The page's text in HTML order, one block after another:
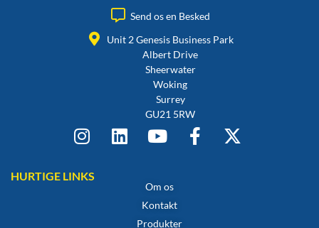
Send os en Besked
Unit 2 Genesis Business Park
Albert Drive
Sheerwater
Woking
Surrey
GU21 5RW
HURTIGE LINKS
Om os
Kontakt
Produkter